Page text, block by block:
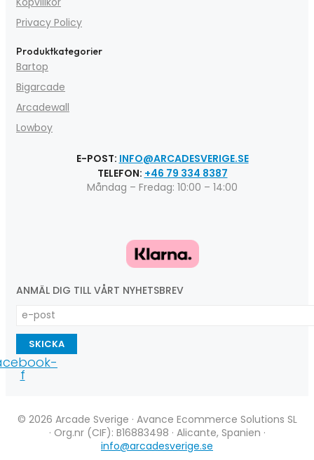
Privacy Policy
Produktkategorier
Bartop
Bigarcade
Arcadewall
Lowboy
E-POST: INFO@ARCADESVERIGE.SE
TELEFON: +46 79 334 8387
Måndag – Fredag: 10:00 – 14:00
ANMÄL DIG TILL VÅRT NYHETSBREV
SKICKA
f
© 2026 Arcade Sverige · Avance Ecommerce Solutions SL
· Org.nr (CIF): B16883498 · Alicante, Spanien ·
info@arcadesverige.se